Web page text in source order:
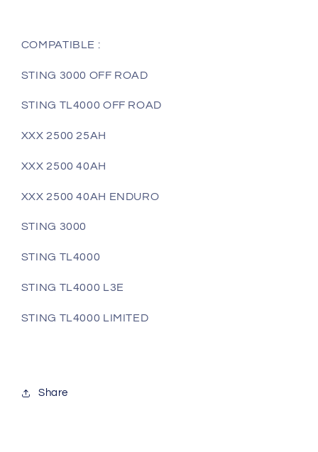
COMPATIBLE :
STING 3000 OFF ROAD
STING TL4000 OFF ROAD
XXX 2500 25AH
XXX 2500 40AH
XXX 2500 40AH ENDURO
STING 3000
STING TL4000
STING TL4000 L3E
STING TL4000 LIMITED
Share